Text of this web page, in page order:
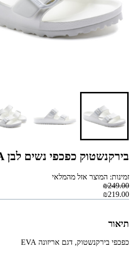
בירקנשטוק כפכפי נשים לבן Arizona EVA
זמינות: המוצר אזל מהמלאי
₪249.00
₪219.00
תיאור
כפכפי בירקנשטוק, דגם אריזונה EVA